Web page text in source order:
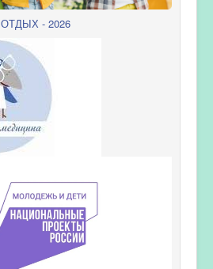
ОТДЫХ - 2026